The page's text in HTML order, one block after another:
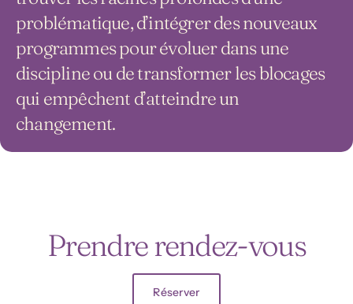
problématique, d’intégrer des nouveaux
programmes pour évoluer dans une
discipline ou de transformer les blocages
qui empêchent d’atteindre un
changement.
Prendre rendez-vous
Réserver